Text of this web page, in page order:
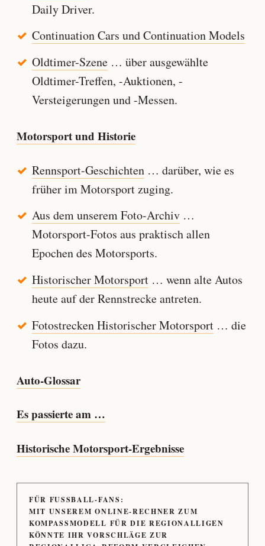
Daily Driver.
Continuation Cars und Continuation Models
Oldtimer-Szene… über ausgewählte
Oldtimer-Treffen, -Auktionen, -
Versteigerungen und -Messen.
Motorsport und Historie
Rennsport-Geschichten… darüber, wie es
früher im Motorsport zuging.
Aus dem unserem Foto-Archiv…
Motorsport-Fotos aus praktisch allen
Epochen des Motorsports.
Historischer Motorsport… wenn alte Autos
heute auf der Rennstrecke antreten.
Fotostrecken Historischer Motorsport… die
Fotos dazu.
Auto-Glossar
Es passierte am …
Historische Motorsport-Ergebnisse
FÜR FUSSBALL-FANS:
MIT UNSEREM ONLINE-RECHNER ZUM
KOMPASSMODELL FÜR DIE REGIONALLIGEN
KÖNNTE IHR VORSCHLÄGE ZUR